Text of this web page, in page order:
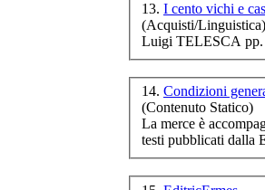
13. I cento vichi e
(Acquisti/Linguistica)
Luigi TELESCA pp.
14. Condizioni
(Contenuto Statico)
La merce è
testi pubblicati dalla